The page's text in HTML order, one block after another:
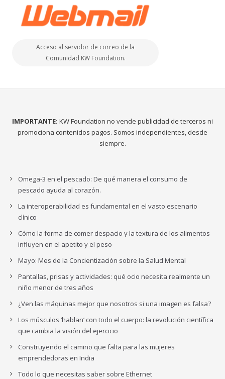
Acceso al servidor de correo de la
Comunidad KW Foundation.
IMPORTANTE: KW Foundation no vende publicidad de terceros ni
promociona contenidos pagos. Somos independientes, desde
siempre.
Omega-3 en el pescado: De qué manera el consumo de
pescado ayuda al corazón.
La interoperabilidad es fundamental en el vasto escenario
clínico
Cómo la forma de comer despacio y la textura de los alimentos
influyen en el apetito y el peso
Mayo: Mes de la Concientización sobre la Salud Mental
Pantallas, prisas y actividades: qué ocio necesita realmente un
niño menor de tres años
¿Ven las máquinas mejor que nosotros si una imagen es falsa?
Los músculos ‘hablan’ con todo el cuerpo: la revolución científica
que cambia la visión del ejercicio
Construyendo el camino que falta para las mujeres
emprendedoras en India
Todo lo que necesitas saber sobre Ethernet